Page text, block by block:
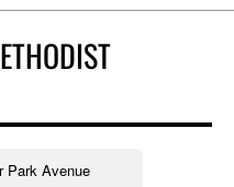
Park Avenue